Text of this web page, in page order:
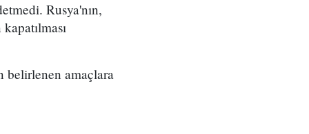
Rusya'nın,
belirlenen amaçlara